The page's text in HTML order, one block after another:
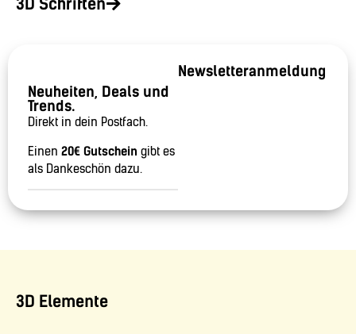
3D Schriften
Neuheiten, Deals und
Trends.
Direkt in dein Postfach.
Einen 20€ Gutschein gibt es
als Dankeschön dazu.
Newsletteranmeldung
3D Elemente